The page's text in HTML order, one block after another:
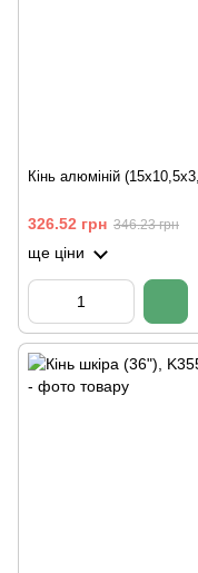
Кінь алюміній
326.52 грн 346.23 грн
ще ціни